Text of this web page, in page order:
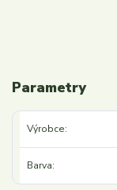
Parametry
Výrobce
Barva